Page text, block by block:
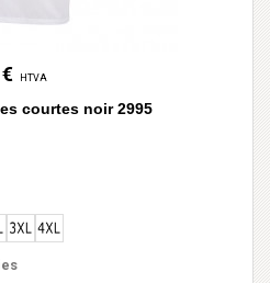
HTVA
courtes noir 2995